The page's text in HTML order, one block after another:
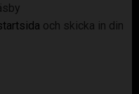
och skicka in din